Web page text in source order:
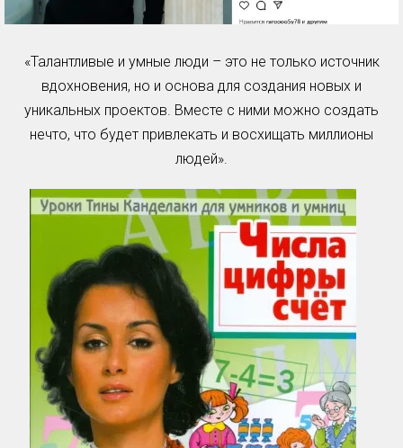
«Талантливые и умные люди – это не только источник
вдохновения, но и основа для создания новых и
уникальных проектов. Вместе с ними можно создать
нечто, что будет привлекать и восхищать миллионы
людей».